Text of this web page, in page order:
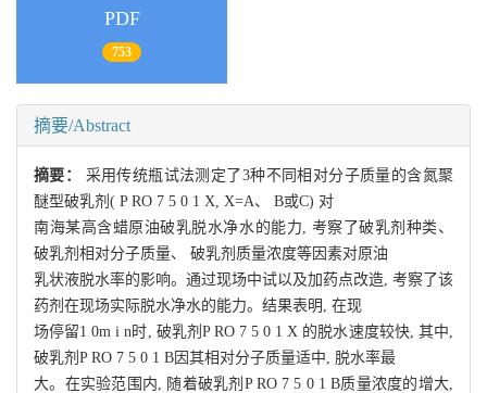
PDF
753
摘要/Abstract
摘要： 采用传统瓶试法测定了3种不同相对分子质量的含氮聚
醚型破乳剂( P RO 7 5 0 1 X, X=A、 B或C) 对
南海某高含蜡原油破乳脱水净水的能力, 考察了破乳剂种类、
破乳剂相对分子质量、 破乳剂质量浓度等因素对原油
乳状液脱水率的影响。通过现场中试以及加药点改造, 考察了该
药剂在现场实际脱水净水的能力。结果表明, 在现
场停留1 0m i n时, 破乳剂P RO 7 5 0 1 X 的脱水速度较快, 其中,
破乳剂P RO 7 5 0 1 B因其相对分子质量适中, 脱水率最
大。在实验范围内, 随着破乳剂P RO 7 5 0 1 B质量浓度的增大,